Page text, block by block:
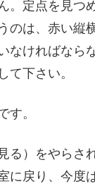
。定点を見つ
のは、赤い縦
なければなら
て下さい。
す。
る）をやらさ
戻り、今度